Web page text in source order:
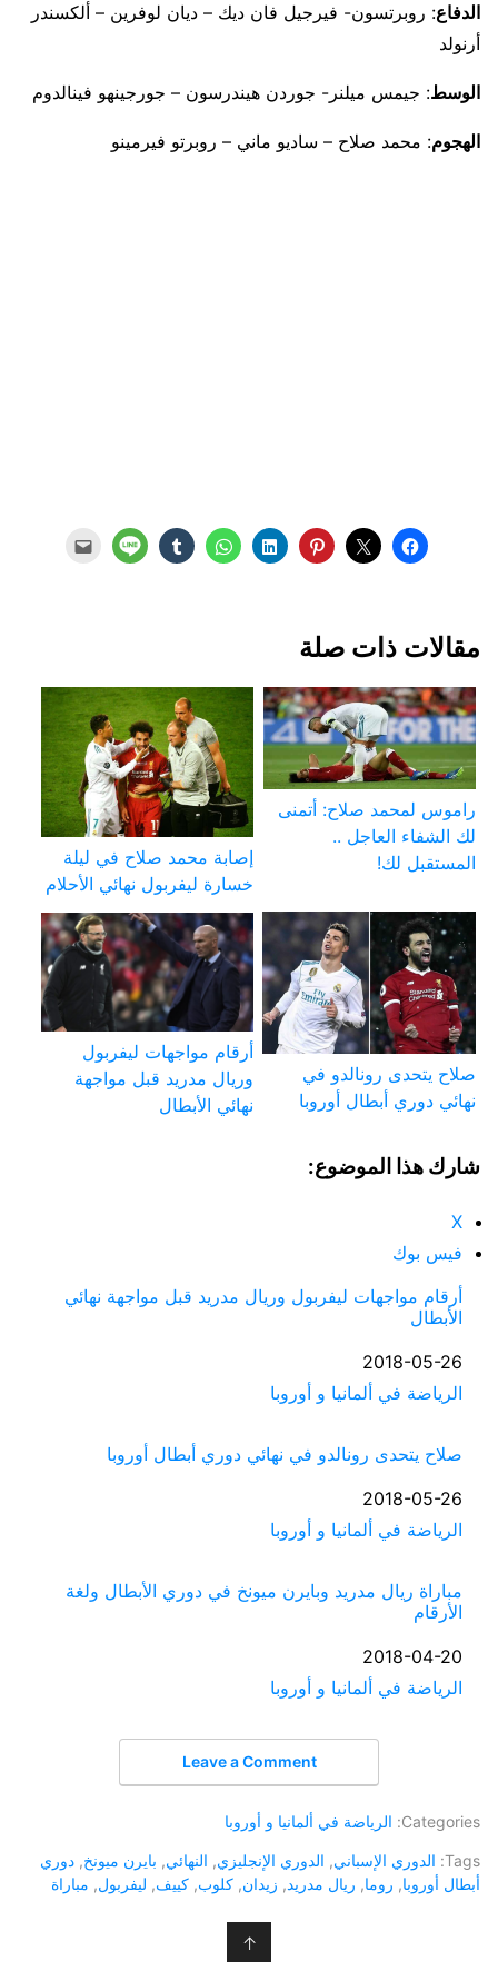
الدفاع: روبرتسون- فيرجيل فان ديك – ديان لوفرين – ألكسندر
أرنولد
الوسط: جيمس ميلنر- جوردن هيندرسون – جورجينهو فينالدوم
الهجوم: محمد صلاح – ساديو ماني – روبرتو فيرمينو
مقالات ذات صلة
راموس لمحمد صلاح: أتمنى
لك الشفاء العاجل ..
المستقبل لك!
إصابة محمد صلاح في ليلة
خسارة ليفربول نهائي الأحلام
صلاح يتحدى رونالدو في
نهائي دوري أبطال أوروبا
أرقام مواجهات ليفربول
وريال مدريد قبل مواجهة
نهائي الأبطال
شارك هذا الموضوع:
X
فيس بوك
أرقام مواجهات ليفربول وريال مدريد قبل مواجهة نهائي
الأبطال
التاريخ
2018-05-26
في ما يتعلق بما يأتي
الرياضة في ألمانيا و أوروبا
صلاح يتحدى رونالدو في نهائي دوري أبطال أوروبا
التاريخ
2018-05-26
في ما يتعلق بما يأتي
الرياضة في ألمانيا و أوروبا
مباراة ريال مدريد وبايرن ميونخ في دوري الأبطال ولغة
الأرقام
التاريخ
2018-04-20
في ما يتعلق بما يأتي
الرياضة في ألمانيا و أوروبا
Leave a Comment
Categories: الرياضة في ألمانيا و أوروبا
Tags: الدوري الإسباني, الدوري الإنجليزي, النهائي, بايرن ميونخ, دوري
أبطال أوروبا, روما, ريال مدريد, زيدان, كلوب, كييف, ليفربول, مباراة
↑